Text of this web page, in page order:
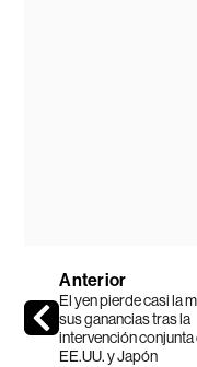
Anterior
El yen pierde casi la
sus ganancias tras la
intervención conjunta
EE.UU. y Japón